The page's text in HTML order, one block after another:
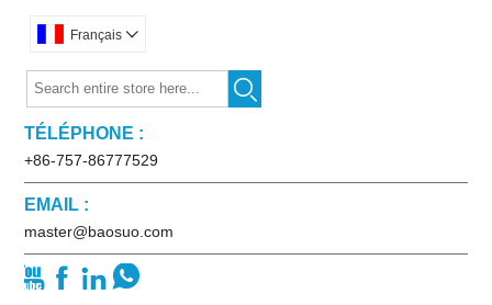
Français 

TÉLÉPHONE :
+86-757-86777529
EMAIL :
master@baosuo.com
   